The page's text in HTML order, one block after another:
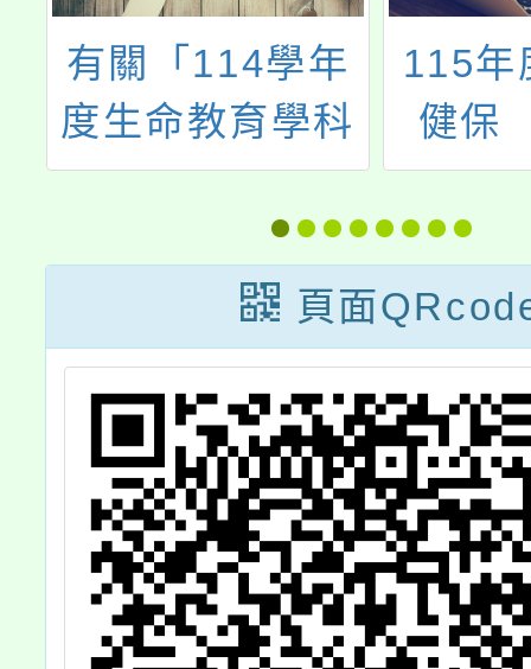
有關「114學年
度生命教育學科
中心暨國語文學
科中心主題精進
課程：經典閱讀
沙龍(線上讀書
會)」一案，第
二、三場次更改
課程辦理日期，
請協助轉知所屬
教師，請查照。
115年
健保
營」
確就
沉浸
媒材
頁面